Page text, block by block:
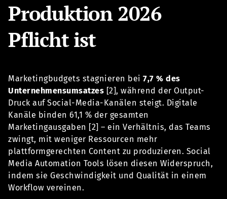
Produktion 2026
Pflicht ist
Marketingbudgets stagnieren bei 7,7 % des
Unternehmensumsatzes [2], während der Output-
Druck auf Social-Media-Kanälen steigt. Digitale
Kanäle binden 61,1 % der gesamten
Marketingausgaben [2] – ein Verhältnis, das Teams
zwingt, mit weniger Ressourcen mehr
plattformgerechten Content zu produzieren. Social
Media Automation Tools lösen diesen Widerspruch,
indem sie Geschwindigkeit und Qualität in einem
Workflow vereinen.